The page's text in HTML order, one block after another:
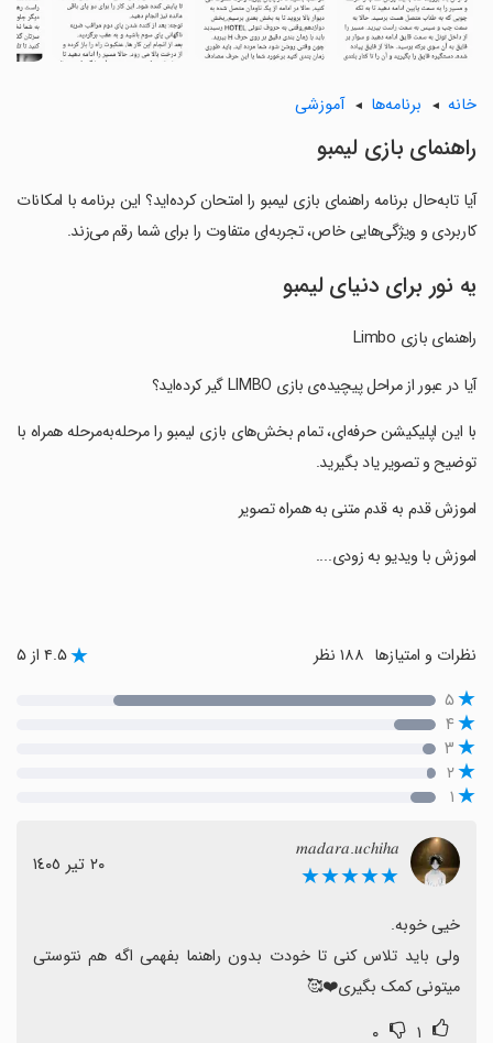
خانه برنامه‌ها آموزشی
‏راهنمای بازی لیمبو
آیا تابه‌حال برنامه ‏راهنمای بازی لیمبو را امتحان کرده‌اید؟ این برنامه با امکانات
کاربردی و ویژگی‌هایی خاص، تجربه‌ای متفاوت را برای شما رقم می‌زند.
یه نور برای دنیای لیمبو
‏راهنمای بازی Limbo
‏آیا در عبور از مراحل پیچیده‌ی بازی LIMBO گیر کرده‌اید؟
‏با این اپلیکیشن حرفه‌ای، تمام بخش‌های بازی لیمبو را مرحله‌به‌مرحله همراه با
توضیح و تصویر یاد بگیرید.
‏اموزش قدم به قدم متنی به همراه تصویر
‏اموزش با ویدیو به زودی....
نظرات و امتیازها ۴.۵ از ۵
۵
۴
۳
۲
۱
𝑚𝑎𝑑𝑎𝑟𝑎.𝑢𝑐ℎ𝑖ℎ𝑎
★★★★★ ٢٠ تیر ١٤٠٥
میتونی کمک بگیری❤️🥰
۱ ۰